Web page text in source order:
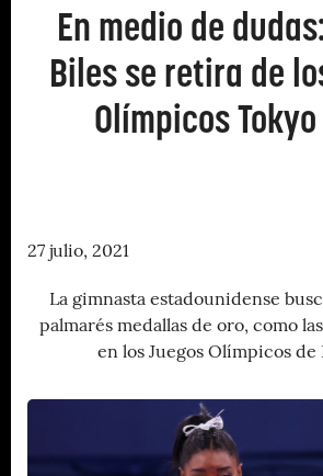
En medio de
Biles se retira de
Olímpicos
27 julio, 2021
La gimnasta estadounidense
palmarés medallas de oro, como
en los Juegos Olímpicos de